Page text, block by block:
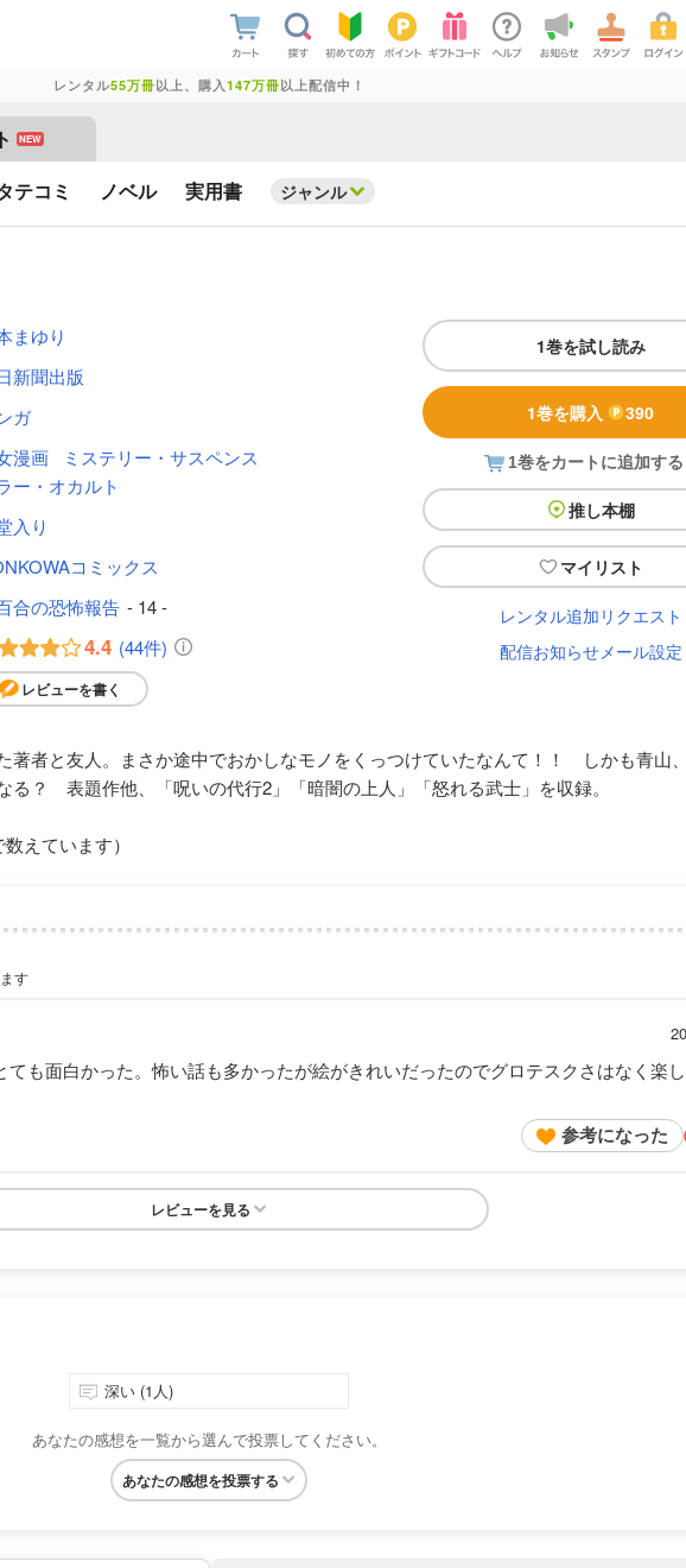
レンタル55万冊以上、購入 147万冊以上配信中！
NEW
テコミ ノベル 実用書 ジャンル
1巻を試し読み
1巻を購入 390
1巻をカートに追加する
推し本棚
マイリスト
レンタル追加リクエスト
配信お知らせメール設定
まゆり
新聞出版
ガ
漫画
ミステリー・サスペンス
ー・オカルト
入り
コミックス
合の恐怖報告 - 14 -
4.4 (44件)
レビューを書く
著者と友人。まさか途中でおかしなモノをくっつけていたなんて！！ しかも青山
？ 表題作他、「呪いの代行2」「暗闇の上人」「怒れる武士」を収録。
えています）
す
も面白かった。怖い話も多かったが絵がきれいだったのでグロテスクさはなく楽
参考になった
レビューを見る
深い (1人)
あなたの感想を一覧から選んで投票してください。
あなたの感想を投票する